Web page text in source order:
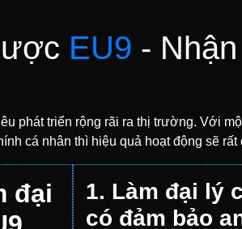
EU9 -
phát triển rộng rãi ra thị trường. Với
cá nhân thì hiệu quả hoạt động sẽ rất
đại
1. Làm đại lý
có đảm bảo